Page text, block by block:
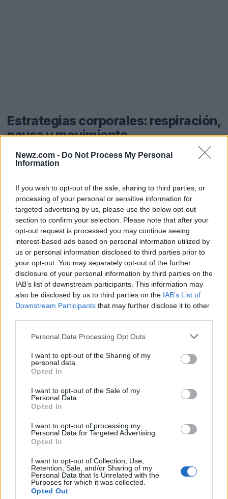
Newz.com - Do Not Process My Personal
Information
If you wish to opt-out of the sale, sharing to third parties, or
processing of your personal or sensitive information for
targeted advertising by us, please use the below opt-out
section to confirm your selection. Please note that after your
opt-out request is processed you may continue seeing
interest-based ads based on personal information utilized by
us or personal information disclosed to third parties prior to
your opt-out. You may separately opt-out of the further
disclosure of your personal information by third parties on the
IAB’s list of downstream participants. This information may
also be disclosed by us to third parties on the IAB’s List of
Downstream Participants that may further disclose it to other
Please note that this website/app uses one or more Google
not limited to your visit or usage behaviour. You may click to
grant or deny consent to Google and its third-party tags to
use your data for below specified purposes in below Google
consent section.
Personal Data Processing Opt Outs
I want to opt-out of the Sharing of my
personal data.
Opted In
I want to opt-out of the Sale of my
Personal Data.
Opted In
I want to opt-out of processing my
Personal Data for Targeted Advertising.
Opted In
I want to opt-out of Collection, Use,
Retention, Sale, and/or Sharing of my
Personal Data that Is Unrelated with the
Purposes for which it was collected.
Opted Out
Estrategias corporales: respiración,
pausa y movimiento
La primera intervención se realiza en el cuerpo. La
diafragmática, reduce la activación simpática y
ayuda a posponer reacciones automáticas. Un
tiempo fuera
breve —anunciar “estoy enojado,
hablemos más tarde”— corta la cadena de
estímulo-respuesta y previene palabras de las que
luego uno se arrepiente. Caminar unos minutos o
realizar estiramientos drena tensión muscular y
mejora la claridad. El ejercicio regularactúa como
amortiguador al liberar energía acumulada;
incorporar movimiento cotidiano estabiliza el umbral
de tolerancia, disminuye la reactividad y favorece
seguridad emocional.
Herramientas cognitivas y de
comunicación
Escribir durante diez minutos funciona como
válvula y ordena ideas. La
ayuda a distinguir hechos de juicios, a identificar
detonantes y a detectar mensajes personales que
activan malestar. Posponer la discusión y elegir el